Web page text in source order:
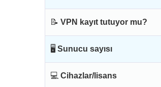
📝 VPN kayıt tutuyor mu?
🖥 Sunucu sayısı
💻 Cihazlar/lisans